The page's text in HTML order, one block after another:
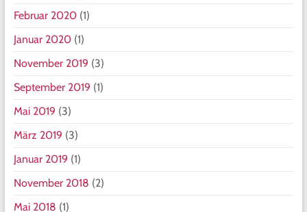
Februar 2020(1)
Januar 2020(1)
November 2019 (3)
September 2019 (1)
Mai 2019 (3)
März 2019 (3)
Januar 2019 (1)
November 2018 (2)
Mai 2018 (1)